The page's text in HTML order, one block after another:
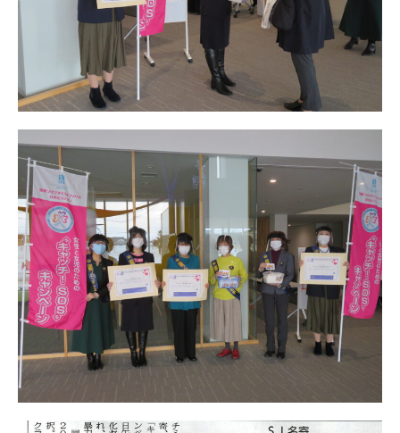
日本北リジョン
JAPAN KITA
リンク
LINK
お問い合わせ
CONTACT
会員専用
MEMBERS ONLY